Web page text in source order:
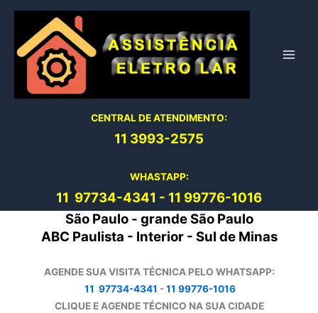
conteúdo
CENTRAL DE ATENDIMENTO:
11 3993-2575
WHASTAPP:
11 97734-4341 - 11 99776-1016
São Paulo - grande São Paulo
ABC Paulista - Interior - Sul de Minas
AGENDE SUA VISITA TÉCNICA PELO WHATSAPP:
11 97734-4341 -11 99776-1016
CLIQUE E AGENDE TÉCNICO NA SUA CIDADE